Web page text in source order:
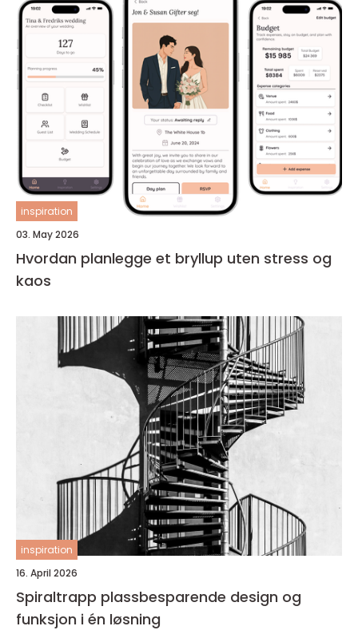
inspiration
03. May 2026
Hvordan planlegge et bryllup uten stress og
kaos
inspiration
16. April 2026
Spiraltrapp plassbesparende design og
funksjon i én løsning